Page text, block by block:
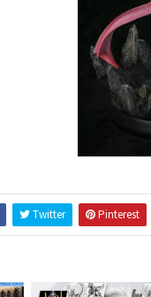
Twitter Pinterest